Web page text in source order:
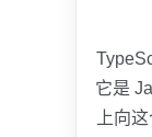
它是
上向